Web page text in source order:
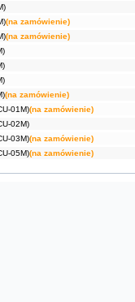
(na zamówienie)
(na zamówienie)
(na zamówienie)
01M)(na zamówienie)
02M)
03M)(na zamówienie)
05M)(na zamówienie)